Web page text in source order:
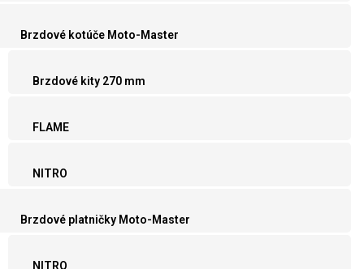
Brzdové kotúče Moto-Master
Brzdové kity 270 mm
FLAME
NITRO
Brzdové platničky Moto-Master
NITRO